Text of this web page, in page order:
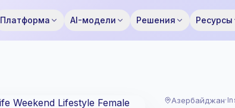
Платформа AI-модели Решения Ресурсы
Азербайджан·